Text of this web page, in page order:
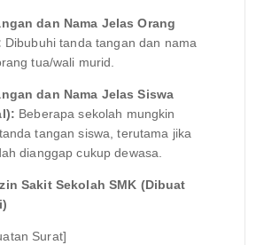
dan Nama Jelas Orang
Dibubuhi tanda tangan dan nama
tua/wali murid.
dan Nama Jelas Siswa
Beberapa sekolah mungkin
tangan siswa, terutama jika
dianggap cukup dewasa.
Sakit Sekolah SMK (Dibuat
Surat]